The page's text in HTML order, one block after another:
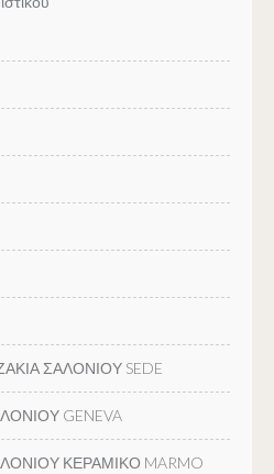
ΣΑΛΟΝΙΟΥ SEDE
GENEVA
ΚΕΡΑΜΙΚΟ MARMO